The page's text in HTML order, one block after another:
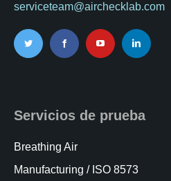
serviceteam@airchecklab.com
Servicios de prueba
Breathing Air
Manufacturing / ISO 8573